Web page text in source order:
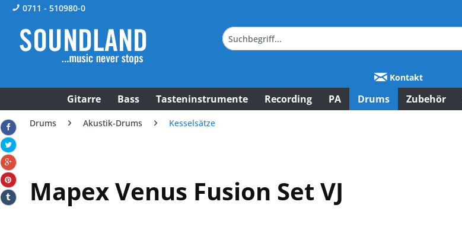
0711 - 510980-0
Kontakt
Gitarre Bass Tasteninstrumente Recording PA Drums Zubehör
Drums Akustik-Drums Kesselsätze
Mapex Venus Fusion Set VJ